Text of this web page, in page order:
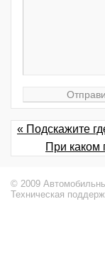
« Подскажите
При каком
© 2009
Техническая